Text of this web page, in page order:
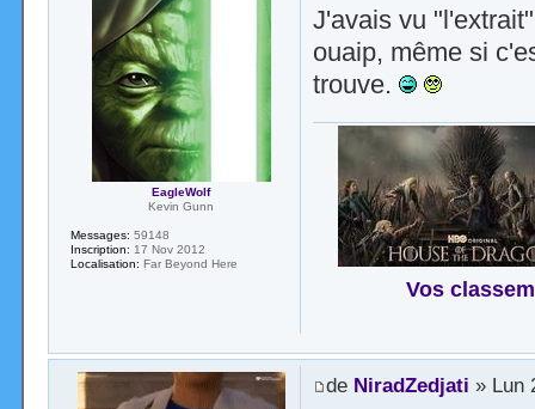
J'avais vu
ouaip, même si
trouve.
Vos
EagleWolf
Kevin Gunn
Messages: 59148
Inscription: 17 Nov 2012
Localisation: Far Beyond Here
de NiradZedjati » Lun